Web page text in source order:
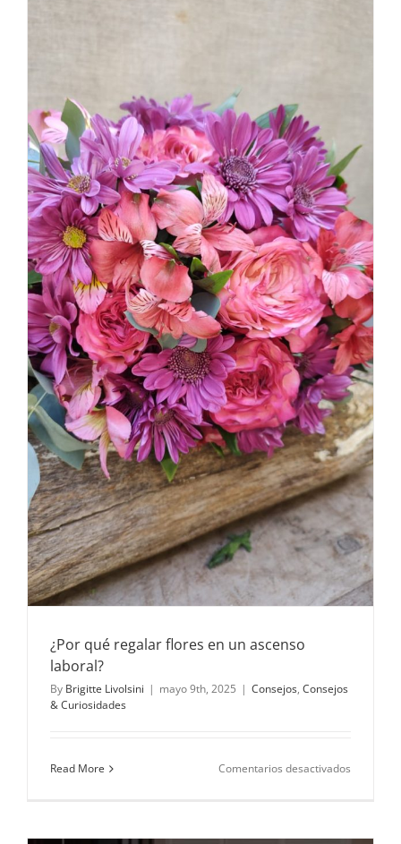
¿Por qué regalar flores en un ascenso
laboral?
By Brigitte Livolsini | mayo 9th, 2025 | Consejos, Consejos
& Curiosidades
Read More Comentarios desactivados